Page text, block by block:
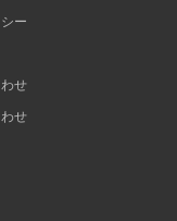
ー
せ
せ